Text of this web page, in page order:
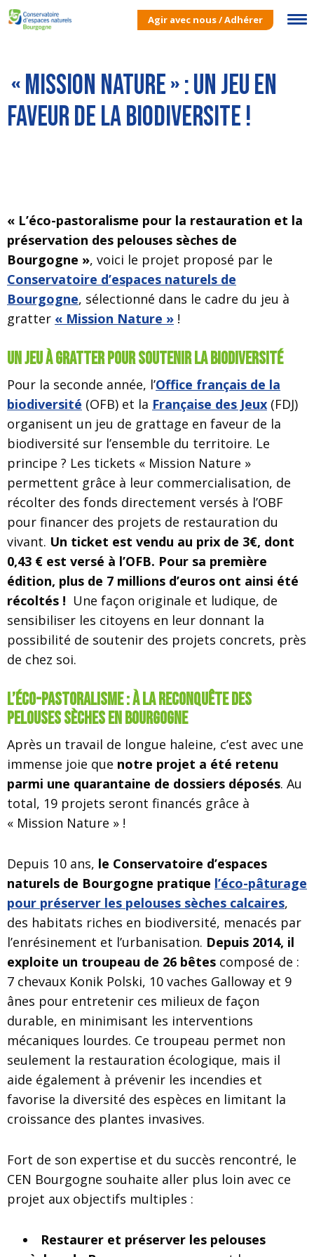
Agir avec nous / Adhérer
« MISSION NATURE » : UN JEU EN
FAVEUR DE LA BIODIVERSITE !
« L’éco-pastoralisme pour la restauration et la
préservation des pelouses sèches de
Bourgogne », voici le projet proposé par le
Conservatoire d’espaces naturels de
Bourgogne, sélectionné dans le cadre du jeu à
gratter « Mission Nature » !
Un jeu à gratter pour soutenir la biodiversité
Pour la seconde année, l’Office français de la
biodiversité (OFB) et la Française des Jeux (FDJ)
organisent un jeu de grattage en faveur de la
biodiversité sur l’ensemble du territoire. Le
principe ? Les tickets « Mission Nature »
permettent grâce à leur commercialisation, de
récolter des fonds directement versés à l’OBF
pour financer des projets de restauration du
vivant. Un ticket est vendu au prix de 3€, dont
0,43 € est versé à l’OFB. Pour sa première
édition, plus de 7 millions d’euros ont ainsi été
récoltés ! Une façon originale et ludique, de
sensibiliser les citoyens en leur donnant la
possibilité de soutenir des projets concrets, près
de chez soi.
L’éco-pastoralisme : à la reconquête des
pelouses sèches en Bourgogne
Après un travail de longue haleine, c’est avec une
immense joie que notre projet a été retenu
parmi une quarantaine de dossiers déposés. Au
total, 19 projets seront financés grâce à
« Mission Nature » !
Depuis 10 ans, le Conservatoire d’espaces
naturels de Bourgogne pratique l’éco-pâturage
pour préserver les pelouses sèches calcaires,
des habitats riches en biodiversité, menacés par
l’enrésinement et l’urbanisation. Depuis 2014, il
exploite un troupeau de 26 bêtes composé de :
7 chevaux Konik Polski, 10 vaches Galloway et 9
ânes pour entretenir ces milieux de façon
durable, en minimisant les interventions
mécaniques lourdes. Ce troupeau permet non
seulement la restauration écologique, mais il
aide également à prévenir les incendies et
favorise la diversité des espèces en limitant la
croissance des plantes invasives.
Fort de son expertise et du succès rencontré, le
CEN Bourgogne souhaite aller plus loin avec ce
projet aux objectifs multiples :
Restaurer et préserver les pelouses